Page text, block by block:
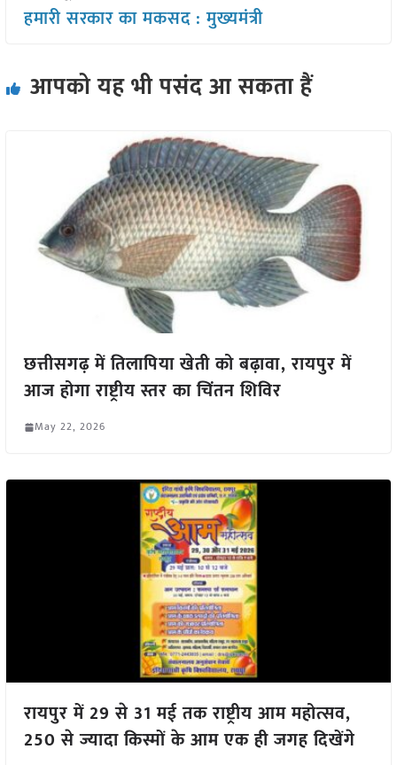
हमारी सरकार का मकसद : मुख्यमंत्री
आपको यह भी पसंद आ सकता हैं
छत्तीसगढ़ में तिलापिया खेती को बढ़ावा, रायपुर में
आज होगा राष्ट्रीय स्तर का चिंतन शिविर
May 22, 2026
रायपुर में 29 से 31 मई तक राष्ट्रीय आम महोत्सव,
250 से ज्यादा किस्मों के आम एक ही जगह दिखेंगे